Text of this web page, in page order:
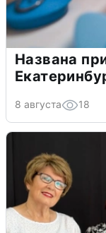
Названа
8 августа 18